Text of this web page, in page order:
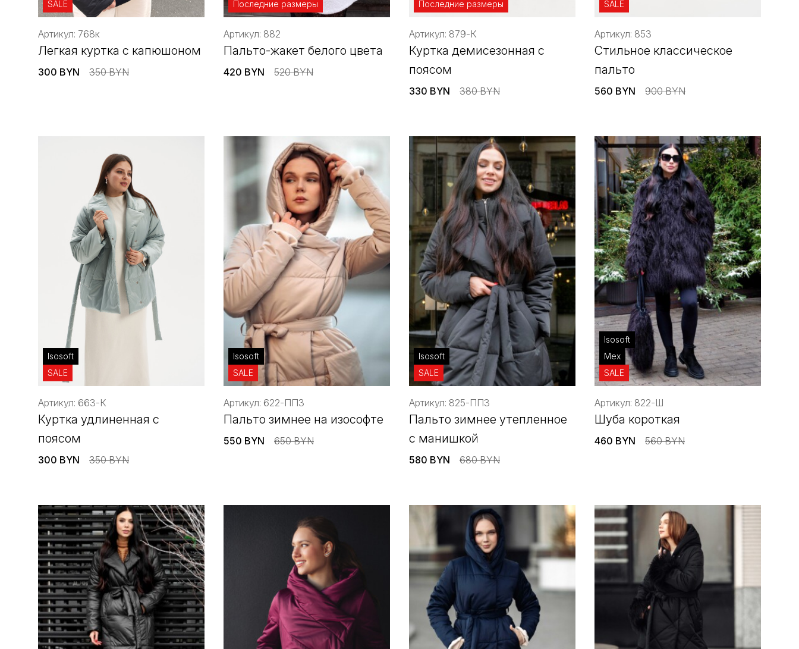
SALE
Артикул: 768к
Легкая куртка с капюшоном
300 BYN 350 BYN
Последние размеры
Артикул: 882
Пальто-жакет белого цвета
420 BYN 520 BYN
Последние размеры
Артикул: 879-К
Куртка демисезонная с
поясом
330 BYN 380 BYN
SALE
Артикул: 853
Стильное классическое
пальто
560 BYN 900 BYN
Isosoft
SALE
Артикул: 663-К
Куртка удлиненная с
поясом
300 BYN 350 BYN
Isosoft
SALE
Артикул: 622-ППЗ
Пальто зимнее на изософте
550 BYN 650 BYN
Isosoft
SALE
Артикул: 825-ППЗ
Пальто зимнее утепленное
с манишкой
580 BYN 680 BYN
Isosoft
Мех
SALE
Артикул: 822-Ш
Шуба короткая
460 BYN 560 BYN